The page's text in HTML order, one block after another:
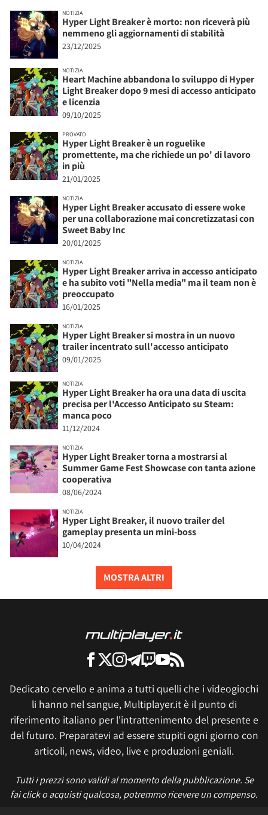
NOTIZIA
Hyper Light Breaker è morto: non riceverà più
nemmeno gli aggiornamenti di stabilità
23/12/2025
NOTIZIA
Heart Machine abbandona lo sviluppo di Hyper
Light Breaker dopo 9 mesi di accesso anticipato
e licenzia
09/10/2025
PROVATO
Hyper Light Breaker è un roguelike
promettente, ma che richiede un po' di lavoro
in più
21/01/2025
NOTIZIA
Hyper Light Breaker accusato di essere woke
per una collaborazione mai concretizzatasi con
Sweet Baby Inc
20/01/2025
NOTIZIA
Hyper Light Breaker arriva in accesso anticipato
e ha subito voti "Nella media" ma il team non è
preoccupato
16/01/2025
NOTIZIA
Hyper Light Breaker si mostra in un nuovo
trailer incentrato sull'accesso anticipato
09/01/2025
NOTIZIA
Hyper Light Breaker ha ora una data di uscita
precisa per l'Accesso Anticipato su Steam:
manca poco
11/12/2024
NOTIZIA
Hyper Light Breaker torna a mostrarsi al
Summer Game Fest Showcase con tanta azione
cooperativa
08/06/2024
NOTIZIA
Hyper Light Breaker, il nuovo trailer del
gameplay presenta un mini-boss
10/04/2024
MOSTRA ALTRI
Dedicato cervello e anima a tutti quelli che i videogiochi
li hanno nel sangue, Multiplayer.it è il punto di
riferimento italiano per l'intrattenimento del presente e
del futuro. Preparatevi ad essere stupiti ogni giorno con
articoli, news, video, live e produzioni geniali.
Tutti i prezzi sono validi al momento della pubblicazione. Se
fai click o acquisti qualcosa, potremmo ricevere un compenso.